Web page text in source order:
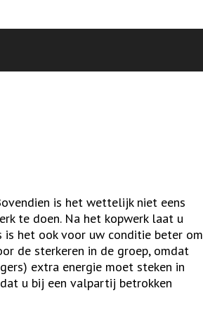
is het wettelijk niet eens
te doen. Na het kopwerk laat u
is het ook voor uw conditie beter om
de sterkeren in de groep, omdat
extra energie moet steken in
u bij een valpartij betrokken